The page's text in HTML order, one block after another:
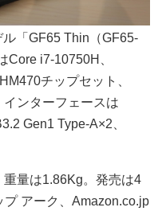
「GF65 Thin（GF65-
Core i7-10750H、
チップセット、
ンターフェースは
Gen1 Type-A×2、
量は1.86Kg。発売は4
プ アーク、Amazon.co.jp